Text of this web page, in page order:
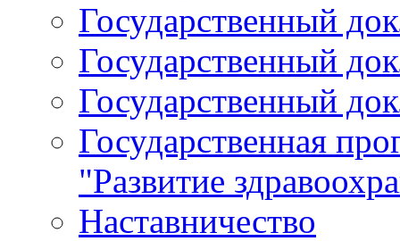
Государственный
Государственный
Государственный
Государственная
"Развитие
Наставничество